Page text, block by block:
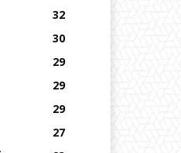
32
30
29
29
29
27